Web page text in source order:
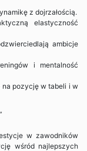
z dojrzałością.
elastyczność
ambicje
i mentalność
na pozycję w tabeli i w
w zawodników
wśród najlepszych